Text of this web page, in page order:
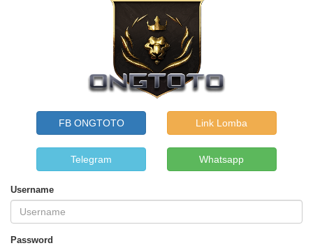
FB ONGTOTO Link Lomba
Telegram Whatsapp
Username
Password